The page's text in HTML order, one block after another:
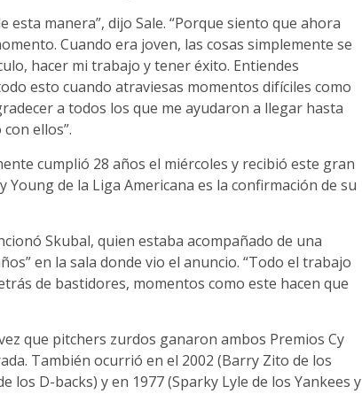
esta manera”, dijo Sale. “Porque siento que ahora
Cuando era joven, las cosas simplemente se
hacer mi trabajo y tener éxito. Entiendes
esto cuando atraviesas momentos difíciles como
a todos los que me ayudaron a llegar hasta
ellos”.
cumplió 28 años el miércoles y recibió este gran
Young de la Liga Americana es la confirmación de su
Skubal, quien estaba acompañado de una
en la sala donde vio el anuncio. “Todo el trabajo
de bastidores, momentos como este hacen que
que pitchers zurdos ganaron ambos Premios Cy
También ocurrió en el 2002 (Barry Zito de los
los D-backs) y en 1977 (Sparky Lyle de los Yankees y